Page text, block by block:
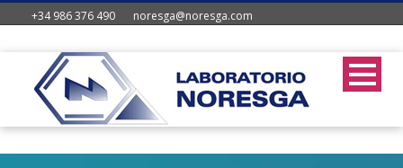
+34 986 376 490 noresga@noresga.com